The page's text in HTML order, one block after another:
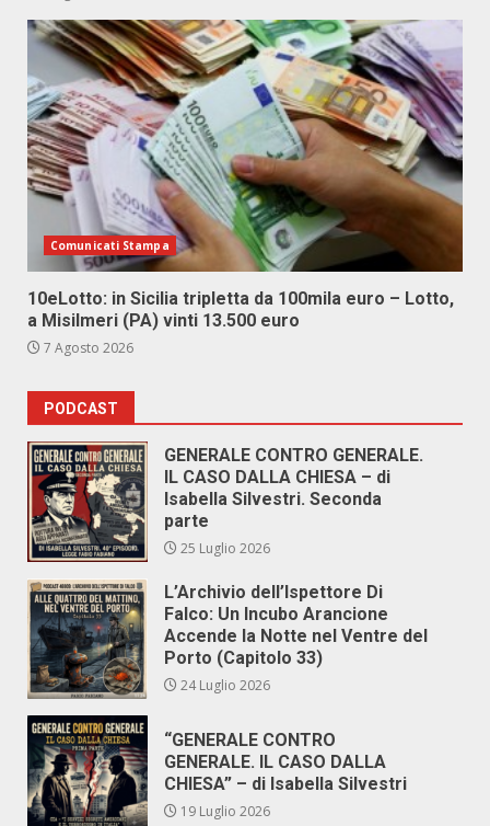
Comunicati Stampa
10eLotto: in Sicilia tripletta da 100mila euro – Lotto,
a Misilmeri (PA) vinti 13.500 euro
7 Agosto 2026
PODCAST
GENERALE CONTRO GENERALE.
IL CASO DALLA CHIESA – di
Isabella Silvestri. Seconda
parte
25 Luglio 2026
L’Archivio dell’Ispettore Di
Falco: Un Incubo Arancione
Accende la Notte nel Ventre del
Porto (Capitolo 33)
24 Luglio 2026
“GENERALE CONTRO
GENERALE. IL CASO DALLA
CHIESA” – di Isabella Silvestri
19 Luglio 2026